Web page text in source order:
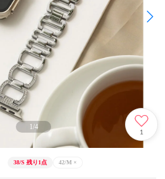
1/4
1
38/S 残り1点 42/M ×